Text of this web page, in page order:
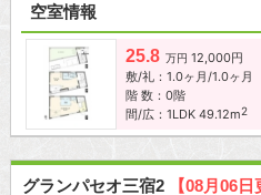
空室情報
25.8 万円 12,000円
敷/礼：1.0ヶ月/1.0ヶ月
階 数：0階
間/広：1LDK 49.12m2
グランパセオ三宿2 【08月06日